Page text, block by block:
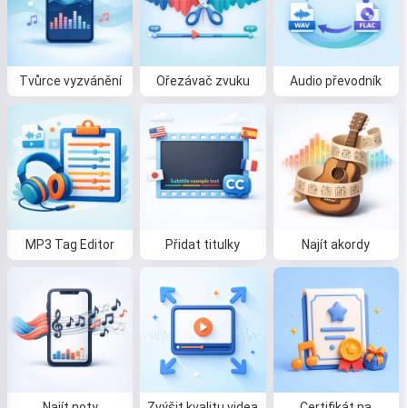
Tvůrce vyzvánění Ořezávač zvuku Audio převodník
MP3 Tag Editor Přidat titulky Najít akordy